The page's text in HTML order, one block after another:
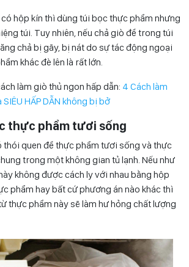
hộp kín thì dùng túi bọc thực phẩm nhưng
túi. Tuy nhiên, nếu chả giò để trong túi
chả bị gãy, bị nát do sự tác động ngoại
khác đè lên là rất lớn.
làm giò thủ ngon hấp dẫn: 4 Cách làm
HẤP DẪN không bị bở
thực phẩm tươi sống
thói quen để thực phẩm tươi sống và thực
trong một không gian tủ lạnh. Nếu như
không được cách ly với nhau bằng hộp
phẩm hay bất cứ phương án nào khác thì
thực phẩm này sẽ làm hư hỏng chất lượng